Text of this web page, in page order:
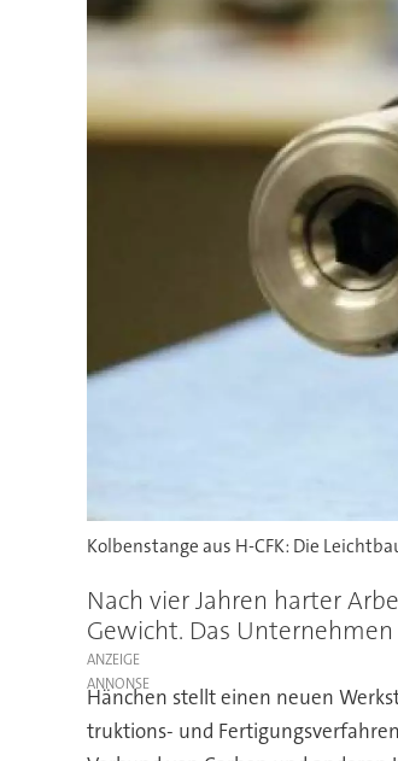
Kolbenstange aus H-CFK: Die
Nach vier Jahren harter
Gewicht. Das
ANZEIGE
Hänchen stellt einen neuen
truktions- und